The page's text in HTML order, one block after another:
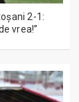
2-1:
vrea!”